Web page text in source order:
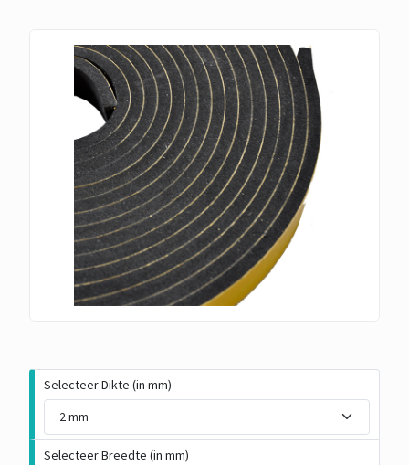
Selecteer Dikte (in mm)
Selecteer Breedte (in mm)